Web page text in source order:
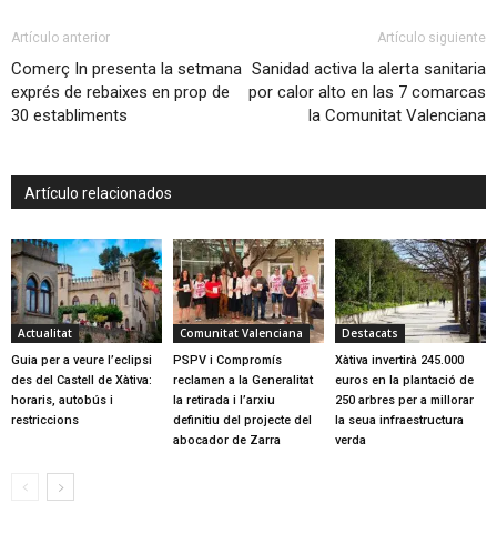
Artículo anterior
Comerç In presenta la setmana
exprés de rebaixes en prop de
30 establiments
Artículo siguiente
Sanidad activa la alerta sanitaria
por calor alto en las 7 comarcas
la Comunitat Valenciana
Artículo relacionados
Actualitat
Guia per a veure l’eclipsi
des del Castell de Xàtiva:
horaris, autobús i
restriccions
Comunitat Valenciana
PSPV i Compromís
reclamen a la Generalitat
la retirada i l’arxiu
definitiu del projecte del
abocador de Zarra
Destacats
Xàtiva invertirà 245.000
euros en la plantació de
250 arbres per a millorar
la seua infraestructura
verda